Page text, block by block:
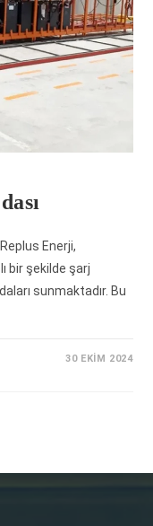
Enerji,
bir şekilde şarj
sunmaktadır. Bu
30 EKIM 2024